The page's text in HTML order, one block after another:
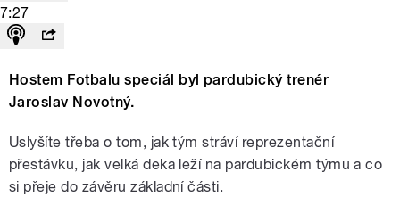
7:27
Hostem Fotbalu speciál byl pardubický trenér
Jaroslav Novotný.
Uslyšíte třeba o tom, jak tým stráví reprezentační
přestávku, jak velká deka leží na pardubickém týmu a co
si přeje do závěru základní části.